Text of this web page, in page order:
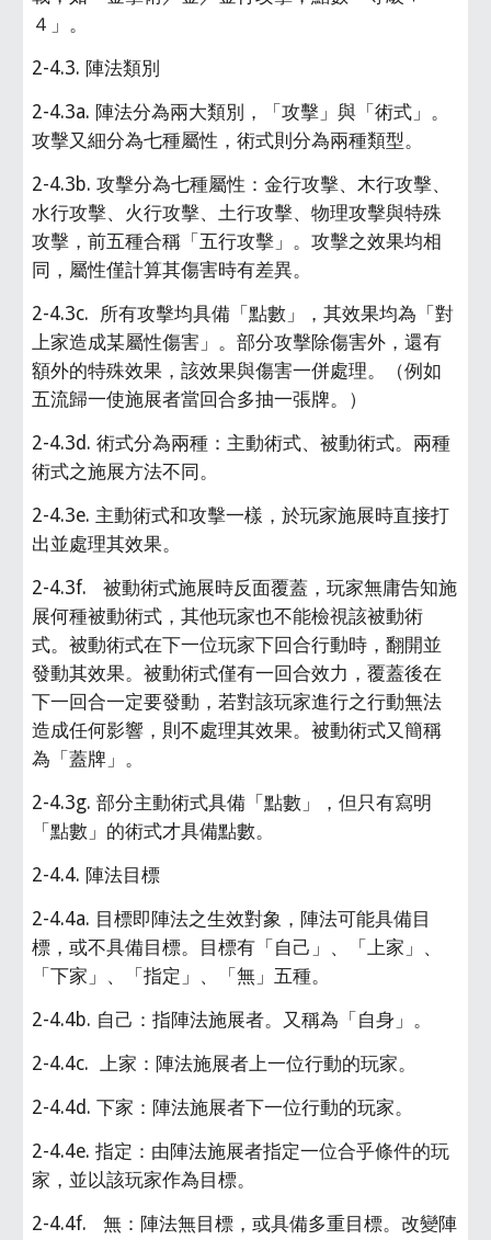
４」。
2-4.3. 陣法類別
2-4.3a. 陣法分為兩大類別，「攻擊」與「術式」。
攻擊又細分為七種屬性，術式則分為兩種類型。
2-4.3b. 攻擊分為七種屬性：金行攻擊、木行攻擊、
水行攻擊、火行攻擊、土行攻擊、物理攻擊與特殊
攻擊，前五種合稱「五行攻擊」。攻擊之效果均相
同，屬性僅計算其傷害時有差異。
2-4.3c.  所有攻擊均具備「點數」，其效果均為「對
上家造成某屬性傷害」。部分攻擊除傷害外，還有
額外的特殊效果，該效果與傷害一併處理。（例如
五流歸一使施展者當回合多抽一張牌。）
2-4.3d. 術式分為兩種：主動術式、被動術式。兩種
術式之施展方法不同。
2-4.3e. 主動術式和攻擊一樣，於玩家施展時直接打
出並處理其效果。
2-4.3f.   被動術式施展時反面覆蓋，玩家無庸告知施
展何種被動術式，其他玩家也不能檢視該被動術
式。被動術式在下一位玩家下回合行動時，翻開並
發動其效果。被動術式僅有一回合效力，覆蓋後在
下一回合一定要發動，若對該玩家進行之行動無法
造成任何影響，則不處理其效果。被動術式又簡稱
為「蓋牌」。
2-4.3g. 部分主動術式具備「點數」，但只有寫明
「點數」的術式才具備點數。
2-4.4. 陣法目標
2-4.4a. 目標即陣法之生效對象，陣法可能具備目
標，或不具備目標。目標有「自己」、「上家」、
「下家」、「指定」、「無」五種。
2-4.4b. 自己：指陣法施展者。又稱為「自身」。
2-4.4c.  上家：陣法施展者上一位行動的玩家。
2-4.4d. 下家：陣法施展者下一位行動的玩家。
2-4.4e. 指定：由陣法施展者指定一位合乎條件的玩
家，並以該玩家作為目標。
2-4.4f.   無：陣法無目標，或具備多重目標。改變陣